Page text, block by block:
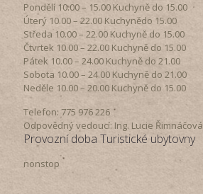
Pondělí​ 10.00 – 15.00​​ Kuchyně do 15.00
Úterý ​10.00 – 22.00​​ Kuchynědo 15.00
Středa ​10.00 – 22.00 ​​Kuchyně do 15.00
Čtvrtek​ 10.00 – 22.00 ​​Kuchyně do 15.00
Pátek​ 10.00 – 24.00​​ Kuchyně do 21.00
Sobota ​10.00 – 24.00​​ Kuchyně do 21.00
Neděle ​10.00 – 20.00​​ Kuchyně do 15.00
Telefon: 775 976 226
Odpovědný vedoucí: Ing. Lucie Řimnáčová
Provozní doba Turistické ubytovny
nonstop